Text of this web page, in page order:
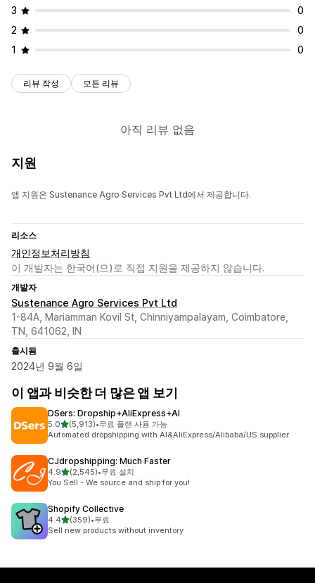
3
0
2
0
1
0
리뷰 작성 모든 리뷰
아직 리뷰 없음
지원
앱 지원은 Sustenance Agro Services Pvt Ltd에서 제공합니다.
리소스
개인정보처리방침
이 개발자는 한국어(으)로 직접 지원을 제공하지 않습니다.
개발자
Sustenance Agro Services Pvt Ltd
1-84A, Mariamman Kovil St, Chinniyampalayam, Coimbatore,
TN, 641062, IN
출시됨
2024년 9월 6일
이 앱과 비슷한 더 많은 앱 보기
DSers: Dropship+AliExpress+AI
5.0별 5개 중
(5,913)
총 리뷰 5913개
•무료 플랜 사용 가능
Automated dropshipping with AI&AliExpress/Alibaba/US supplier
CJdropshipping: Much Faster
4.9별 5개 중
(2,545)
총 리뷰 2545개
•무료 설치
You Sell - We source and ship for you!
Shopify Collective
4.4별 5개 중
(359)
총 리뷰 359개
•무료
Sell new products without inventory